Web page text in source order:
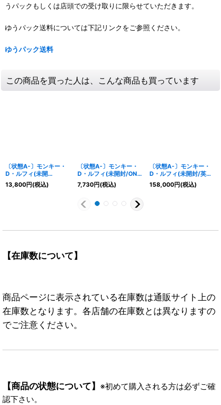
うパックもしくは店頭での受け取りに限らせていただきます。
ゆうパック送料については下記リンクをご参照ください。
ゆうパック送料
この商品を買った人は、こんな商品も買っています
〔状態A-〕モンキー・
D・ルフィ(未開
封/CS/illust:Nijihayashi
)【P】{P-001}
13,800円(税込)
〔状態A-〕モンキー・
D・ルフィ(未開封/ONE
PIECE EMOTION)【P】
{P-041}
7,730円(税込)
〔状態A-〕モンキー・
D・ルフィ(未開封/英語
版/ドルトムント)【L】
{ST13-003}
158,000円(税込)
【在庫数について】
商品ページに表示されている在庫数は通販サイト上の
在庫数となります。各店舗の在庫数とは異なりますの
でご注意ください。
【商品の状態について】 ※初めて購入される方は必ずご確
認下さい。